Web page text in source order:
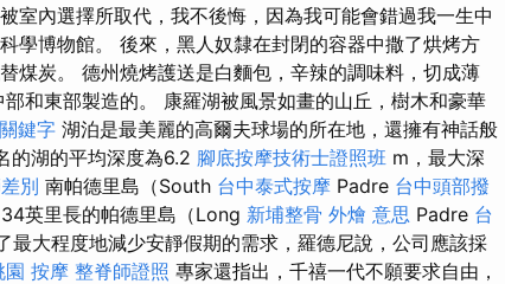
室內選擇所取代，我不後悔，因為我可能會錯過我一生中
學博物館。 後來，黑人奴隸在封閉的容器中撒了烘烤方
煤炭。 德州燒烤護送是白麵包，辛辣的調味料，切成薄
和東部製造的。 康羅湖被風景如畫的山丘，樹木和豪華
鍵字 湖泊是最美麗的高爾夫球場的所在地，還擁有神話般
的湖的平均深度為6.2 腳底按摩技術士證照班 m，最大深
別 南帕德里島（South 台中泰式按摩 Padre 台中頭部撥
英里長的帕德里島（Long 新埔整骨 外燴 意思 Padre 台
最大程度地減少安靜假期的需求，羅德尼說，公司應該採
園 按摩 整脊師證照 專家還指出，千禧一代不願要求自由，